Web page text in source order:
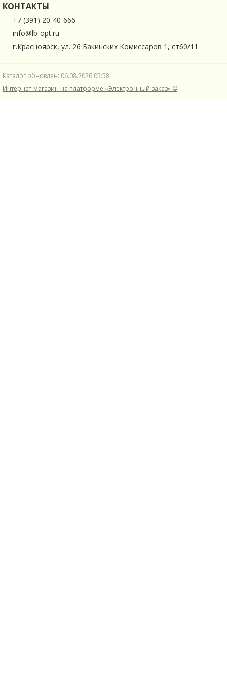
КОНТАКТЫ
+7 (391) 20-40-666
info@lb-opt.ru
г.Красноярск, ул. 26 Бакинских Комиссаров 1, ст60/11
Каталог обновлен: 06.08.2026 05:58
Интернет-магазин на платформе «Электронный заказ» ©